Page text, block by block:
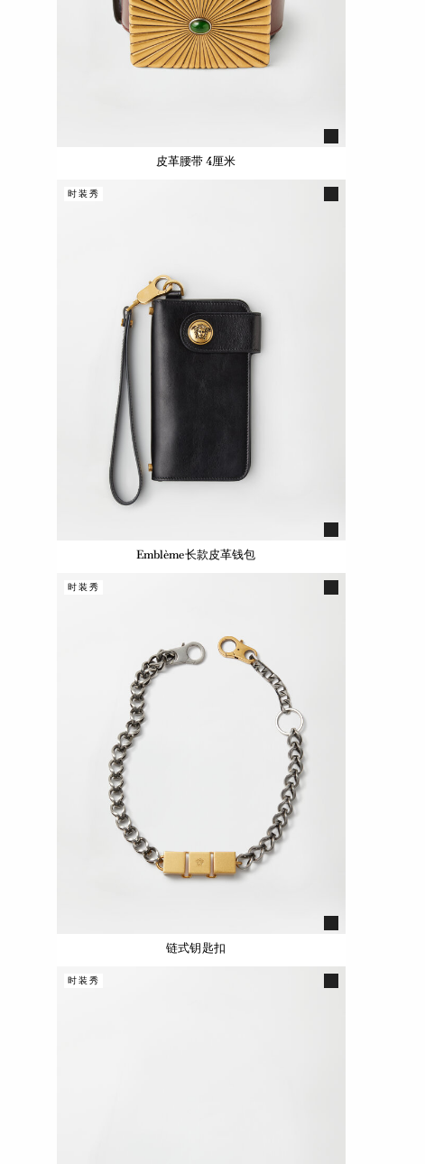
皮革腰带 4厘米
Emblème长款皮革钱包
时装秀
链式钥匙扣
时装秀
时装秀